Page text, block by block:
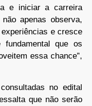
e iniciar a carreira
apenas observa,
e cresce
fundamental que os
essa chance”,
no edital
que não serão